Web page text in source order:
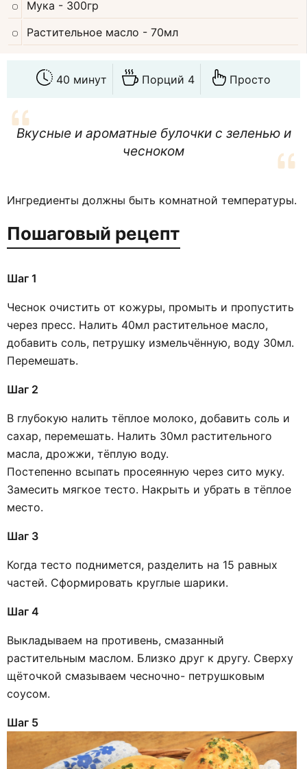
Мука - 300гр
Растительное масло - 70мл
40 минут Порций 4 Просто
Вкусные и ароматные булочки с зеленью и
чесноком
Ингредиенты должны быть комнатной температуры.
Пошаговый рецепт
Шаг 1
Чеснок очистить от кожуры, промыть и пропустить
через пресс. Налить 40мл растительное масло,
добавить соль, петрушку измельчённую, воду 30мл.
Перемешать.
Шаг 2
В глубокую налить тёплое молоко, добавить соль и
сахар, перемешать. Налить 30мл растительного
масла, дрожжи, тёплую воду.
Постепенно всыпать просеянную через сито муку.
Замесить мягкое тесто. Накрыть и убрать в тёплое
место.
Шаг 3
Когда тесто поднимется, разделить на 15 равных
частей. Сформировать круглые шарики.
Шаг 4
Выкладываем на противень, смазанный
растительным маслом. Близко друг к другу. Сверху
щёточкой смазываем чесночно- петрушковым
соусом.
Шаг 5